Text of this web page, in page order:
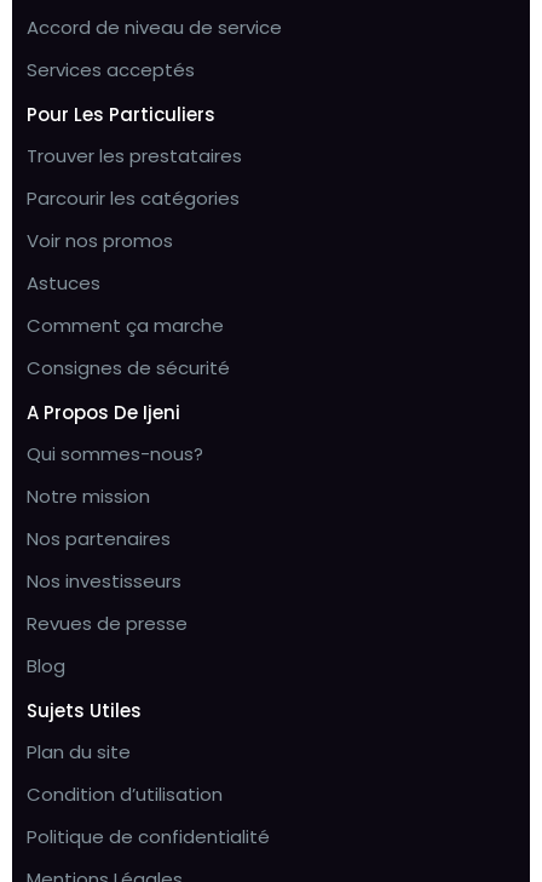
Accord de niveau de service
Services acceptés
Pour Les Particuliers
Trouver les prestataires
Parcourir les catégories
Voir nos promos
Astuces
Comment ça marche
Consignes de sécurité
A Propos De Ijeni
Qui sommes-nous?
Notre mission
Nos partenaires
Nos investisseurs
Revues de presse
Blog
Sujets Utiles
Plan du site
Condition d’utilisation
Politique de confidentialité